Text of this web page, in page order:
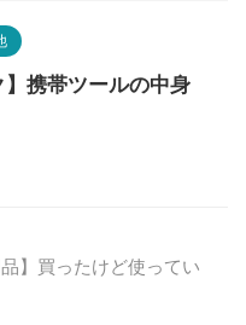
】携帯ツールの中身
品】買ったけど使ってい